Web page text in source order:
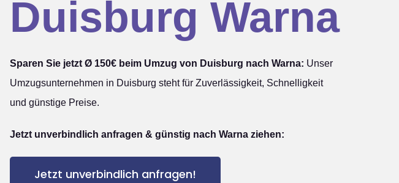
Duisburg Warna
Sparen Sie jetzt Ø 150€ beim Umzug von Duisburg nach Warna: Unser
Umzugsunternehmen in Duisburg steht für Zuverlässigkeit, Schnelligkeit
und günstige Preise.
Jetzt unverbindlich anfragen & günstig nach Warna ziehen:
Jetzt unverbindlich anfragen!